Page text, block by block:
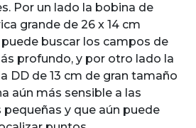
Por un lado la bobina de
grande de 26 x 14 cm
puede buscar los campos de
profundo, y por otro lado la
DD de 13 cm de gran tamaño
aún más sensible a las
y que aún puede